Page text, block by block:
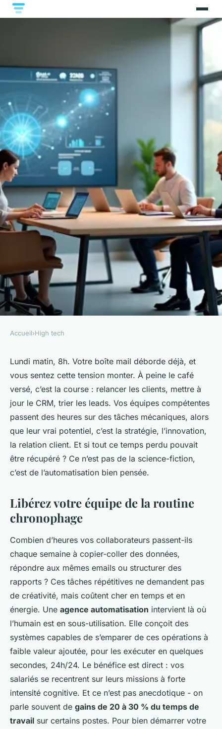
HIGH TECH
Optimiser les processus avec
une agence automatisation IA
Bona •02/04/2026 14:41•10 min de lecture
Accueil›High tech
Lundi matin, 8h. Votre boîte mail déborde déjà, et
vous sentez cette tension monter. À peine le café
versé, c’est la course : relancer les clients, mettre à
jour le CRM, trier les leads. Vos équipes compétentes
passent des heures sur des tâches mécaniques, alors
que leur vrai potentiel, c’est la stratégie, l’innovation,
la relation client. Et si tout ce temps perdu pouvait
être récupéré ? Ce n’est pas de la science-fiction,
c’est de l’automatisation bien pensée.
Libérez votre équipe de la routine
chronophage
Combien d’heures vos collaborateurs passent-ils
chaque semaine à copier-coller des données,
répondre aux mêmes emails ou structurer des
rapports ? Ces tâches répétitives ne demandent pas
de créativité, mais coûtent cher en temps et en
énergie. Une agence automatisation intervient là où
l’humain est en sous-utilisation. Elle conçoit des
systèmes capables de s’emparer de ces opérations à
faible valeur ajoutée, pour les exécuter en quelques
secondes, 24h/24. Le bénéfice est direct : vos
salariés se recentrent sur leurs missions à forte
intensité cognitive. Et ce n’est pas anecdotique - on
parle souvent de gains de 20 à 30 % du temps de
travail sur certains postes. Pour bien démarrer votre